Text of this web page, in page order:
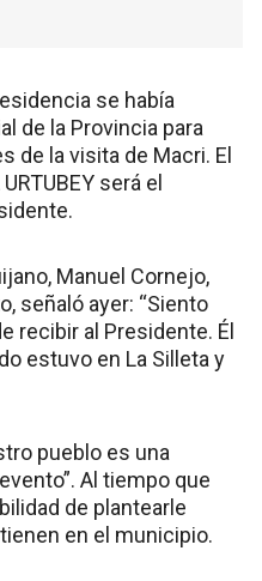
se había
de la Provincia para
de la visita de Macri. El
será el
Manuel Cornejo,
señaló ayer: “Siento
recibir al Presidente. Él
estuvo en La Silleta y
pueblo es una
Al tiempo que
de plantearle
en el municipio.